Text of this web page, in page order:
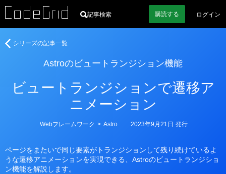
記事検索 購読する ログイン
Astroのビュートランジション機能
ビュートランジションで遷移ア
ニメーション
ページをまたいで同じ要素がトランジションして残り続けているよ
うな遷移アニメーションを実現できる、Astroのビュートランジショ
ン機能を解説します。
カ
ー
Webフレームワーク > Astro 2023年9月21日 発行
者
Astro
ー
ト
ョ
ン
機
シリーズの記事一覧